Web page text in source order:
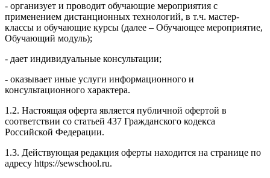
- организует и проводит обучающие мероприятия с
применением дистанционных технологий, в т.ч. мастер-
классы и обучающие курсы (далее – Обучающее мероприятие,
Обучающий модуль);
- дает индивидуальные консультации;
- оказывает иные услуги информационного и
консультационного характера.
1.2. Настоящая оферта является публичной офертой в
соответствии со статьей 437 Гражданского кодекса
Российской Федерации.
1.3. Действующая редакция оферты находится на странице по
адресу https://sewschool.ru.